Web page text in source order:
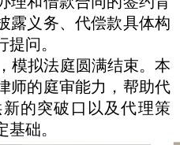
露义务、代偿款具体构
问。
拟法庭圆满结束。本
师的庭审能力，帮助代
的突破口以及代理策
础。